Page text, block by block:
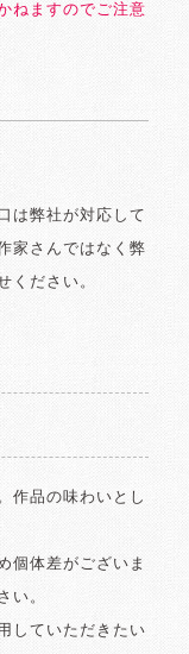
ねますのでご注意
は弊社が対応して
家さんではなく弊
ください。
作品の味わいとし
個体差がございま
い。
していただきたい